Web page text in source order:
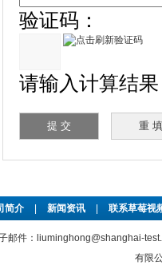
验证码：
请输入计算结果
简介 新闻资讯 联系草莓视
邮件：liuminghong@shanghai-
有限公